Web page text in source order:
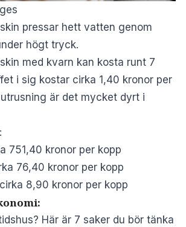
pressar hett vatten genom
högt tryck.
med kvarn kan kosta runt 7
i sig kostar cirka 1,40 kronor per
är det mycket dyrt i
751,40 kronor per kopp
76,40 kronor per kopp
cirka 8,90 kronor per kopp
Här är 7 saker du bör tänka